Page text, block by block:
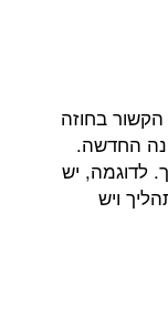
בחוזה
החדשה.
לדוגמה, יש
ויש